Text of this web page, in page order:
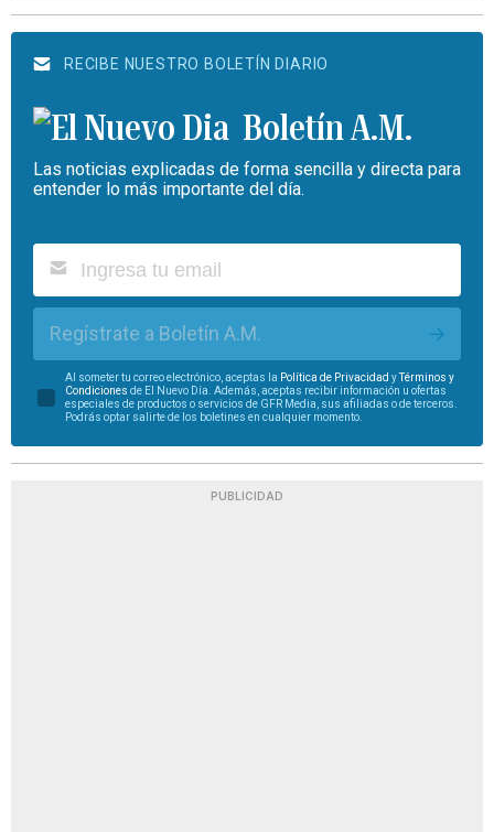
RECIBE NUESTRO BOLETÍN DIARIO
Boletín A.M.
Las noticias explicadas de forma sencilla y directa para
entender lo más importante del día.
Regístrate a Boletín A.M.
Al someter tu correo electrónico, aceptas la Política de Privacidad yTérminos y
Condiciones de El Nuevo Día. Además, aceptas recibir información u ofertas
especiales de productos o servicios de GFR Media, sus afiliadas o de terceros.
Podrás optar salirte de los boletines en cualquier momento.
PUBLICIDAD